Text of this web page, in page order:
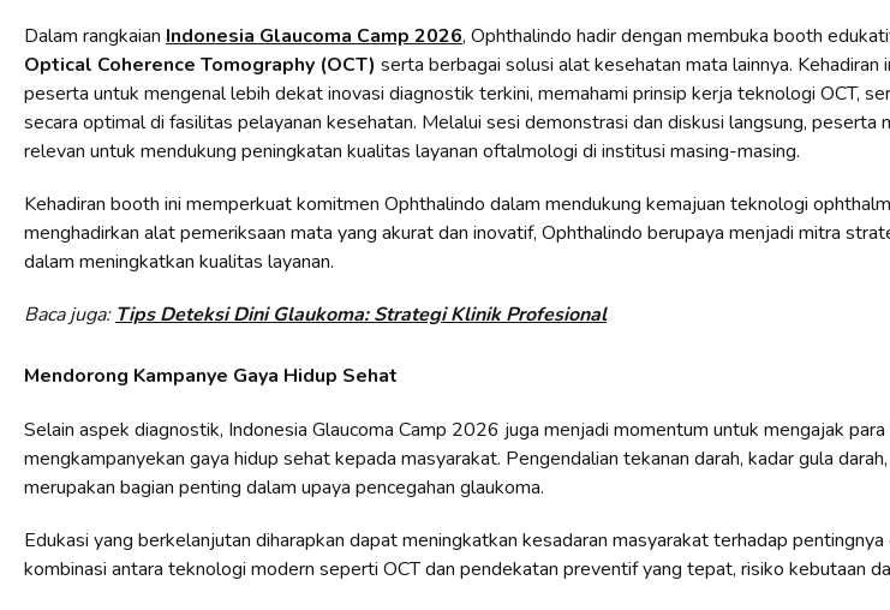
Dalam rangkaian Indonesia Glaucoma Camp 2026, Ophthalindo hadir dengan membuka booth
Optical Coherence Tomography (OCT) serta berbagai solusi alat kesehatan mata lainnya. Kehadiran
peserta untuk mengenal lebih dekat inovasi diagnostik terkini, memahami prinsip kerja teknologi OCT,
secara optimal di fasilitas pelayanan kesehatan. Melalui sesi demonstrasi dan diskusi langsung,
relevan untuk mendukung peningkatan kualitas layanan oftalmologi di institusi masing-masing.
Kehadiran booth ini memperkuat komitmen Ophthalindo dalam mendukung kemajuan teknologi
menghadirkan alat pemeriksaan mata yang akurat dan inovatif, Ophthalindo berupaya menjadi mitra
dalam meningkatkan kualitas layanan.
Baca juga: Tips Deteksi Dini Glaukoma: Strategi Klinik Profesional
Mendorong Kampanye Gaya Hidup Sehat
Selain aspek diagnostik, Indonesia Glaucoma Camp 2026 juga menjadi momentum untuk mengajak
mengkampanyekan gaya hidup sehat kepada masyarakat. Pengendalian tekanan darah, kadar gula
merupakan bagian penting dalam upaya pencegahan glaukoma.
Edukasi yang berkelanjutan diharapkan dapat meningkatkan kesadaran masyarakat terhadap
kombinasi antara teknologi modern seperti OCT dan pendekatan preventif yang tepat, risiko kebutaan